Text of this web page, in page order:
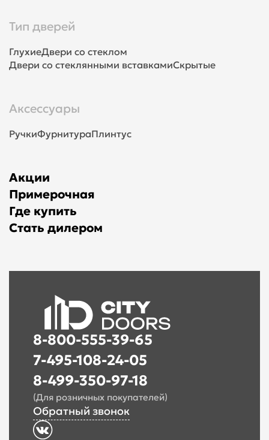
Тип дверей
ГлухиеДвери со стеклом
Двери со стеклянными вставкамиСкрытые
Аксессуары
РучкиФурнитураПлинтус
Акции
Примерочная
Где купить
Стать дилером
8-800-555-39-65
7-495-108-24-05
8-499-350-97-18
(Для розничных покупателей)
Обратный звонок